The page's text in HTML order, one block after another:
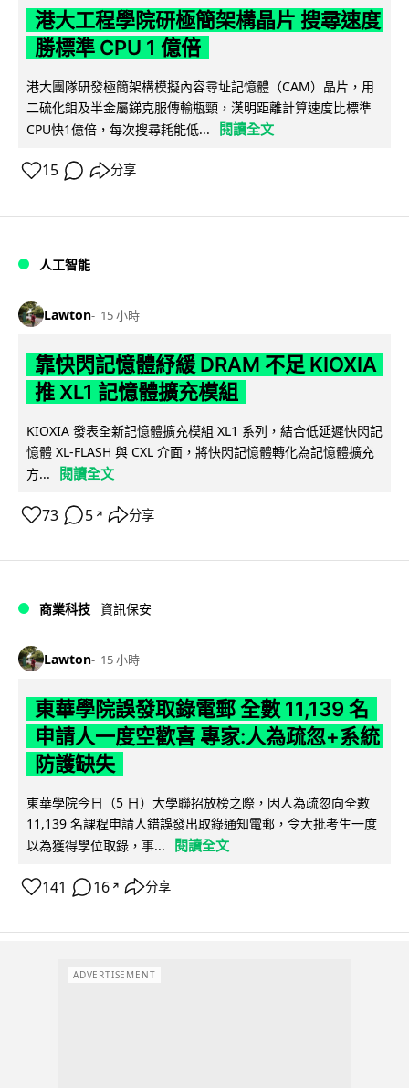
港大工程學院研極簡架構晶片 搜尋速度
勝標準 CPU 1 億倍
港大團隊研發極簡架構模擬內容尋址記憶體（CAM）晶片，用
二硫化鉬及半金屬銻克服傳輸瓶頸，漢明距離計算速度比標準
CPU快1億倍，每次搜尋耗能低...
閱讀全文
15 分享
人工智能
Lawton 15 小時
靠快閃記憶體紓緩 DRAM 不足 KIOXIA
推 XL1 記憶體擴充模組
KIOXIA 發表全新記憶體擴充模組 XL1 系列，結合低延遲快閃記
憶體 XL-FLASH 與 CXL 介面，將快閃記憶體轉化為記憶體擴充
方...
閱讀全文
73 5 ↗ 分享
商業科技 資訊保安
Lawton 15 小時
東華學院誤發取錄電郵 全數 11,139 名
申請人一度空歡喜 專家:人為疏忽+系統
防護缺失
東華學院今日（5 日）大學聯招放榜之際，因人為疏忽向全數
11,139 名課程申請人錯誤發出取錄通知電郵，令大批考生一度
以為獲得學位取錄，事...
閱讀全文
141 16 ↗ 分享
ADVERTISEMENT